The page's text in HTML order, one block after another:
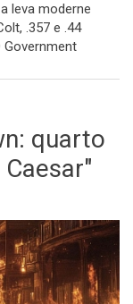
leva moderne
.357 e .44
Government
quarto